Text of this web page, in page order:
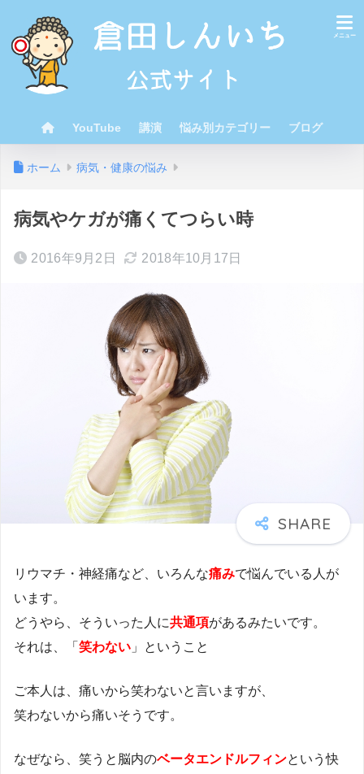
YouTube 講演 悩み別カテゴリー ブログ
ホーム 病気・健康の悩み
病気やケガが痛くてつらい時
2016年9月2日 2018年10月17日
リウマチ・神経痛など、いろんな痛みで悩んでいる人が
います。
どうやら、そういった人に共通項があるみたいです。
それは、「 笑わない 」ということ
ご本人は、痛いから笑わないと言いますが、
笑わないから痛いそうです。
なぜなら、笑うと脳内のベータエンドルフィンという快